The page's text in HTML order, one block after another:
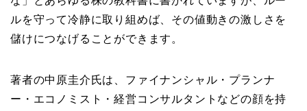
ルを守って冷静に取り組めば、その値動きの激しさを
儲けにつなげることができます。
著者の中原圭介氏は、ファイナンシャル・プランナ
ー・エコノミスト・経営コンサルタントなどの顔を持